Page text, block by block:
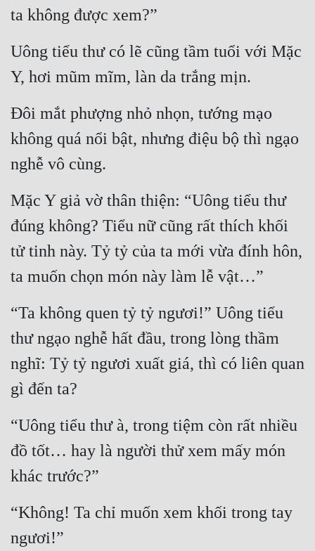
Linh Dị
Mạt Thế
Ngược
Nữ Cường
Phương Tây
Phản Phái
Quan Trường
Sảng Văn
Sắc
Thanh Xuân
Tiên Hiệp
ta không được xem?”
Uông tiểu thư có lẽ cũng tầm tuổi với Mặc
Y, hơi mũm mĩm, làn da trắng mịn.
Đôi mắt phượng nhỏ nhọn, tướng mạo
không quá nổi bật, nhưng điệu bộ thì ngạo
nghễ vô cùng.
Mặc Y giả vờ thân thiện: “Uông tiểu thư
đúng không? Tiểu nữ cũng rất thích khối
tử tinh này. Tỷ tỷ của ta mới vừa đính hôn,
ta muốn chọn món này làm lễ vật…”
“Ta không quen tỷ tỷ ngươi!” Uông tiểu
thư ngạo nghễ hất đầu, trong lòng thầm
nghĩ: Tỷ tỷ ngươi xuất giá, thì có liên quan
gì đến ta?
“Uông tiểu thư à, trong tiệm còn rất nhiều
đồ tốt… hay là người thử xem mấy món
khác trước?”
“Không! Ta chỉ muốn xem khối trong tay
ngươi!”